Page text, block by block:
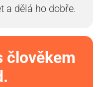
a dělá ho dobře.
člověkem